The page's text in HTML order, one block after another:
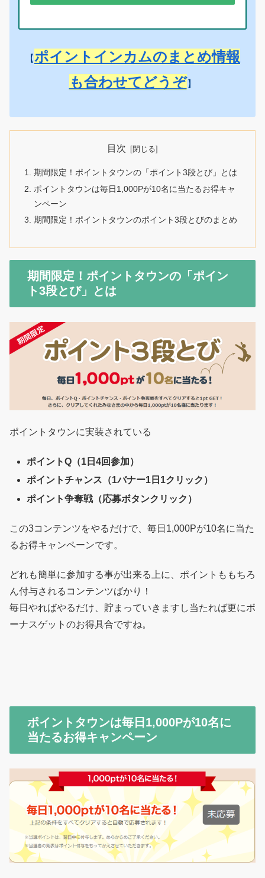
【ポイントインカムのまとめ情報
も合わせてどうぞ 】
目次
期間限定！ポイントタウンの「ポイント3段とび」とは
ポイントタウンは毎日1,000Pが10名に当たるお得キャ
ンペーン
期間限定！ポイントタウンのポイント3段とびのまとめ
期間限定！ポイントタウンの「ポイン
ト3段とび」とは
ポイントタウンに実装されている
ポイントQ（1日4回参加）
ポイントチャンス（1バナー1日1クリック）
ポイント争奪戦（応募ボタンクリック）
この3コンテンツをやるだけで、毎日1,000Pが10名に当た
るお得キャンペーンです。
どれも簡単に参加する事が出来る上に、ポイントももちろ
ん付与されるコンテンツばかり！
毎日やればやるだけ、貯まっていきますし当たれば更にボ
ーナスゲットのお得具合ですね。
ポイントタウンは毎日1,000Pが10名に
当たるお得キャンペーン